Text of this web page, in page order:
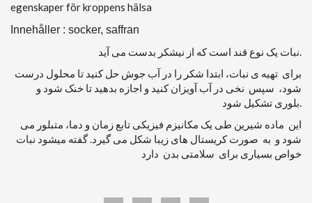
egenskaper för kroppens hälsa
Innehåller : socker, saffran
نبات یک نوع قند است که از نیشکر بدست می آید.
برای تهیه ی نبات، ابتدا شکر را در آب جوش حل ‌کنید تا محلول درست
شود، سپس نخی در آب آویزان کنید و اجازه بدهید تا خنک شود و
بلوری تشکیل شود.
این ماده شیرین طی یک مکانیزم فیزیکی تابع زمان و دما، متبلور می
شود و به صورت کریستال های زیبا شکل می گیرد. گفته میشود نبات
خواص بسیاری برای سلامتی بدن دارد